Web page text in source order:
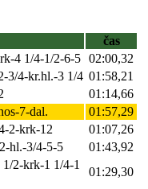
čas
4 1/4-1/2-6-5 02:00,32
3/4-kr.hl.-3 1/4 01:58,21
01:14,66
7-dal.
01:57,29
2-krk-12
01:07,26
hl.-3/4-5-5
01:43,92
2-krk-1 1/4-1
01:29,30